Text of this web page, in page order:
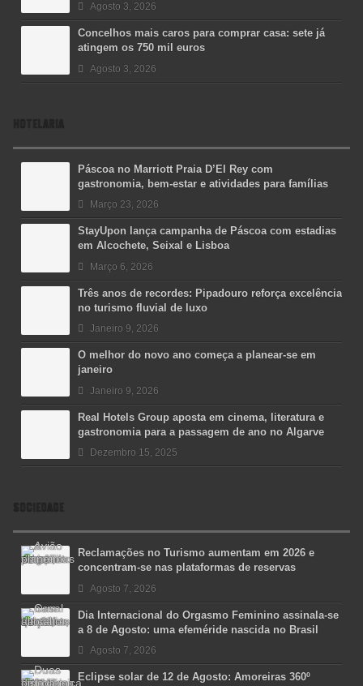
Agosto 3, 2026
Concelhos mais caros para comprar casa: sete já
atingem os 750 mil euros
Agosto 3, 2026
HOTELARIA
Páscoa no Marriott Praia D’El Rey com
gastronomia, bem-estar e atividades para famílias
Março 23, 2026
StayUpon lança campanha de Páscoa com estadias
em Alcochete, Seixal e Lisboa
Março 6, 2026
Três anos de recordes: Pipadouro reforça excelência
no turismo fluvial de luxo
Janeiro 9, 2026
O melhor do novo ano começa a planear-se em
janeiro
Janeiro 9, 2026
Real Hotels Group aposta em cinema, literatura e
gastronomia para a passagem de ano no Algarve
Dezembro 15, 2025
SOCIEDADE
Reclamações no Turismo aumentam em 2026 e
concentram-se nas plataformas de reservas
Agosto 7, 2026
Dia Internacional do Orgasmo Feminino assinala-se
a 8 de Agosto: uma efeméride nascida no Brasil
Agosto 7, 2026
Eclipse solar de 12 de Agosto: Amoreiras 360º